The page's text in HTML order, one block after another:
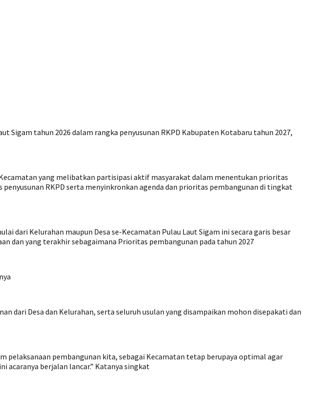
Sigam tahun 2026 dalam rangka penyusunan RKPD Kabupaten Kotabaru tahun 2027,
yang melibatkan partisipasi aktif masyarakat dalam menentukan prioritas
RKPD serta menyinkronkan agenda dan prioritas pembangunan di tingkat
dari Kelurahan maupun Desa se-Kecamatan Pulau Laut Sigam ini secara garis besar
dan yang terakhir sebagaimana Prioritas pembangunan pada tahun 2027
dari Desa dan Kelurahan, serta seluruh usulan yang disampaikan mohon disepakati dan
pelaksanaan pembangunan kita, sebagai Kecamatan tetap berupaya optimal agar
acaranya berjalan lancar.” Katanya singkat